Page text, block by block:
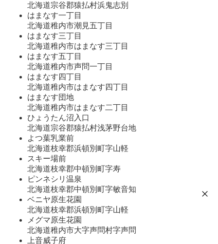
北海道宗谷郡猿払村浜鬼志別
はまなす一丁目
北海道稚内市潮見五丁目
はまなす三丁目
北海道稚内市はまなす三丁目
はまなす五丁目
北海道稚内市声問一丁目
はまなす四丁目
北海道稚内市はまなす四丁目
はまなす団地
北海道稚内市はまなす二丁目
ひょうたん沼入口
北海道宗谷郡猿払村浅茅野台地
よつ葉乳業前
北海道枝幸郡浜頓別町字山軽
スキー場前
北海道枝幸郡中頓別町字寿
ピンネシリ温泉
北海道枝幸郡中頓別町字敏音知
ベニヤ原生花園
北海道枝幸郡浜頓別町字山軽
メグマ原生花園
北海道稚内市大字声問村字声問
上音威子府